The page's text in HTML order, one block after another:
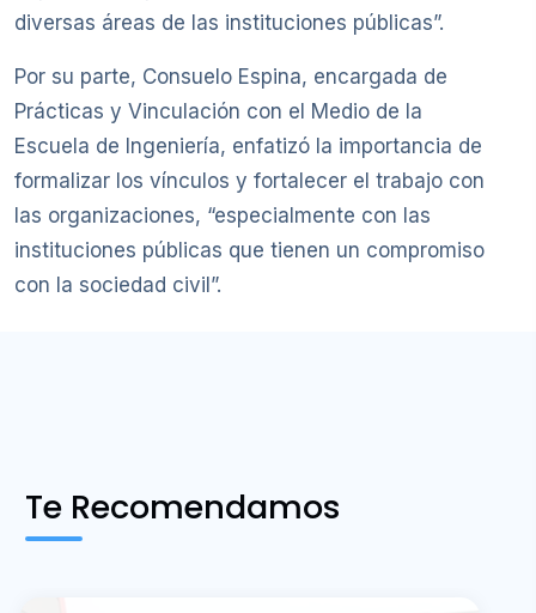
diversas áreas de las instituciones públicas”.
Por su parte, Consuelo Espina, encargada de
Prácticas y Vinculación con el Medio de la
Escuela de Ingeniería, enfatizó la importancia de
formalizar los vínculos y fortalecer el trabajo con
las organizaciones, “especialmente con las
instituciones públicas que tienen un compromiso
con la sociedad civil”.
Te Recomendamos